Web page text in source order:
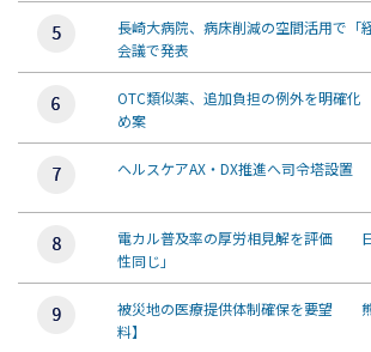
長崎大病院、病床削減の空間活用で
会議で発表
OTC類似薬、追加負担の例外を明確
め案
ヘルスケアAX・DX推進へ司令塔設
電カル普及率の厚労相見解を評価
性同じ」
被災地の医療提供体制確保を要望
料】